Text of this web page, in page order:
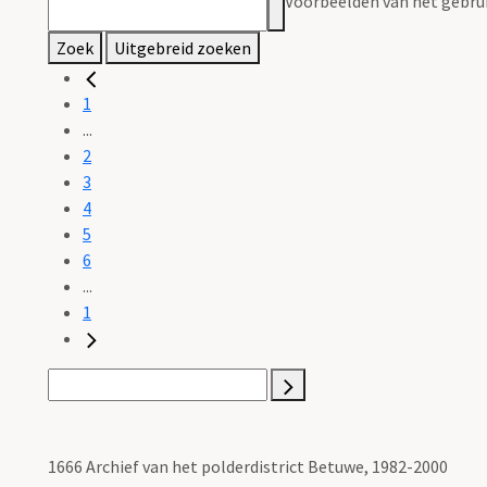
Zoek Uitgebreid zoeken
1
...
2
3
4
5
6
...
1
1666 Archief van het polderdistrict Betuwe, 1982-2000